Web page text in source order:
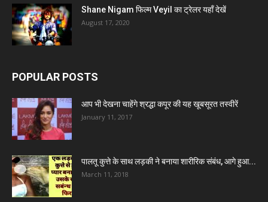
Shane Nigam फिल्म Veyil का ट्रेलर यहाँ देखें
August 17, 2020
POPULAR POSTS
आप भी देखना चाहेंगे श्रद्धा कपूर की यह खूबसूरत तस्वीरें
January 11, 2017
पालतू कुत्ते के साथ लड़की ने बनाया शारीरिक संबंध, आगे हुआ...
March 11, 2018